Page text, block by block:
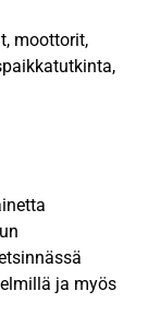
moottorit,
ja myös